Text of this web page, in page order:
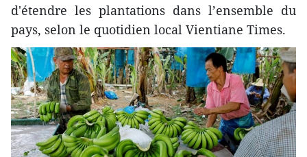
d'étendre les plantations dans l’ensemble du
pays, selon le quotidien local Vientiane Times.